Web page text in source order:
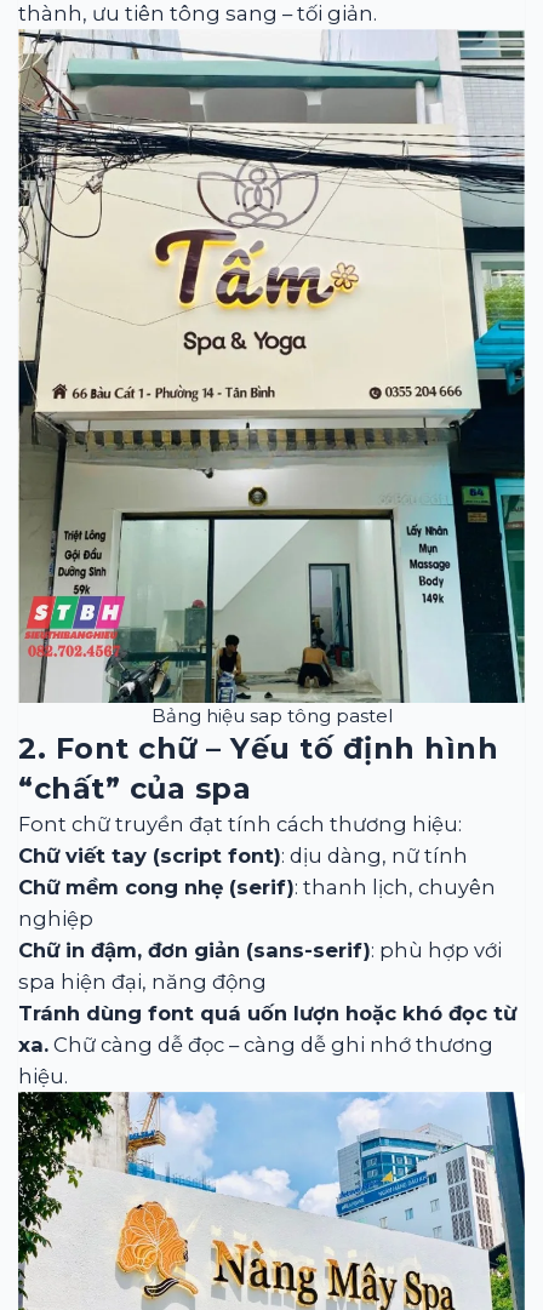
thành, ưu tiên tông sang – tối giản.
Bảng hiệu sap tông pastel
2. Font chữ – Yếu tố định hình
“chất” của spa
Font chữ truyền đạt tính cách thương hiệu:
Chữ viết tay (script font): dịu dàng, nữ tính
Chữ mềm cong nhẹ (serif): thanh lịch, chuyên
nghiệp
Chữ in đậm, đơn giản (sans-serif): phù hợp với
spa hiện đại, năng động
Tránh dùng font quá uốn lượn hoặc khó đọc từ
xa. Chữ càng dễ đọc – càng dễ ghi nhớ thương
hiệu.